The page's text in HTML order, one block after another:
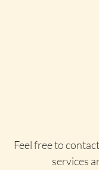
Feel free to
services